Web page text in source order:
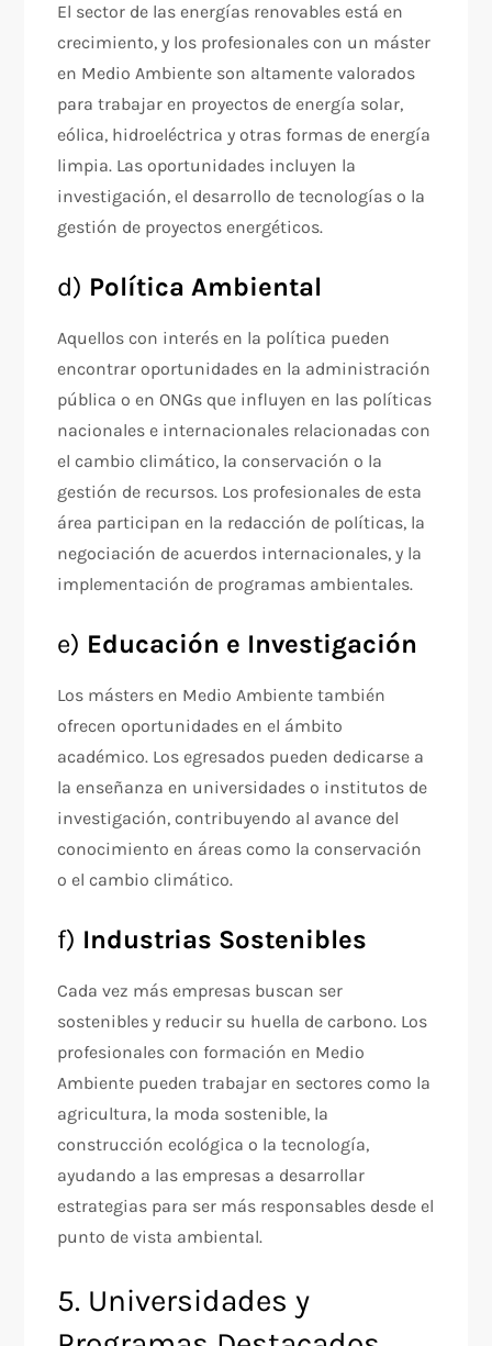
El sector de las energías renovables está en
crecimiento, y los profesionales con un máster
en Medio Ambiente son altamente valorados
para trabajar en proyectos de energía solar,
eólica, hidroeléctrica y otras formas de energía
limpia. Las oportunidades incluyen la
investigación, el desarrollo de tecnologías o la
gestión de proyectos energéticos.
d) Política Ambiental
Aquellos con interés en la política pueden
encontrar oportunidades en la administración
pública o en ONGs que influyen en las políticas
nacionales e internacionales relacionadas con
el cambio climático, la conservación o la
gestión de recursos. Los profesionales de esta
área participan en la redacción de políticas, la
negociación de acuerdos internacionales, y la
implementación de programas ambientales.
e) Educación e Investigación
Los másters en Medio Ambiente también
ofrecen oportunidades en el ámbito
académico. Los egresados pueden dedicarse a
la enseñanza en universidades o institutos de
investigación, contribuyendo al avance del
conocimiento en áreas como la conservación
o el cambio climático.
f) Industrias Sostenibles
Cada vez más empresas buscan ser
sostenibles y reducir su huella de carbono. Los
profesionales con formación en Medio
Ambiente pueden trabajar en sectores como la
agricultura, la moda sostenible, la
construcción ecológica o la tecnología,
ayudando a las empresas a desarrollar
estrategias para ser más responsables desde el
punto de vista ambiental.
5. Universidades y